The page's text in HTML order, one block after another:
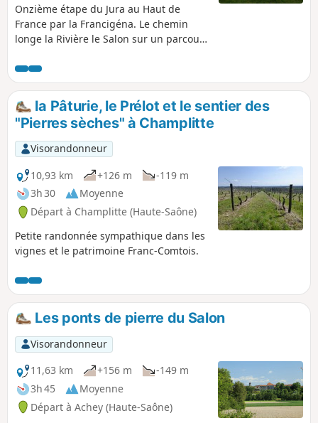
Onzième étape du Jura au Haut de
France par la Francigéna. Le chemin
longe la Rivière le Salon sur un parcours
Nous quittons la région Bourgogne-
Franche Comté et entrons en région
Grand Est à Leffond. C'est une étape de
transition entre ces deux terroirs mais
aussi une étape de transition des
paysages et architecturale. Fini les
villages parés de toits en tuiles
vernissées et de clochers comtois. Vous
faites vos premiers pas en Champagne.
la Pâturie, le Prélot et le sentier des
"Pierres sèches" à Champlitte
Visorandonneur
10,93 km
+126 m
-119 m
3h 30
Moyenne
Départ à Champlitte (Haute-Saône)
Petite randonnée sympathique dans les
vignes et le patrimoine Franc-Comtois.
Les ponts de pierre du Salon
Visorandonneur
11,63 km
+156 m
-149 m
3h 45
Moyenne
Départ à Achey (Haute-Saône)